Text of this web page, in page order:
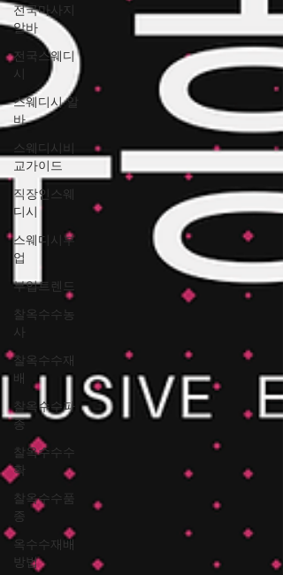
전국마사지
알바
전국스웨디
시
스웨디시 알
바
스웨디시비
교가이드
직장인스웨
디시
스웨디시부
업
부업트렌드
찰옥수수농
사
찰옥수수재
배
찰옥수수파
종
찰옥수수수
확
찰옥수수품
종
옥수수재배
방법